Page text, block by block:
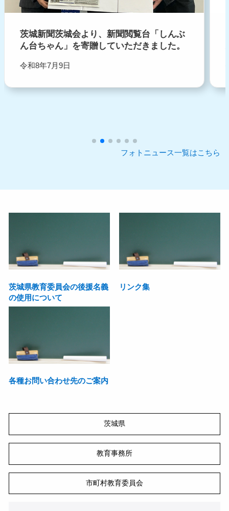
茨城新聞茨城会より、新聞閲覧台「しんぶ
ん台ちゃん」を寄贈していただきました。
令和8年7月9日
フォトニュース一覧はこちら
茨城県教育委員会の後援名義
の使用について
リンク集
各種お問い合わせ先のご案内
茨城県
教育事務所
市町村教育委員会